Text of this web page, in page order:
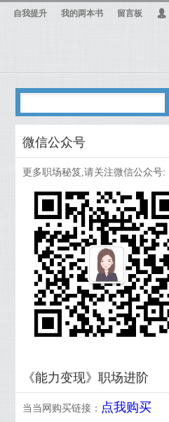
自我提升 我的两本书 留言板 Ą
微信公众号
更多职场秘笈,请关注微信公众号:
《能力变现》职场进阶
当当网购买链接： 点我购买